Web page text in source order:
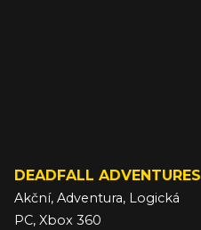
DEADFALL ADVENTURES
Akční, Adventura, Logická
PC, Xbox 360